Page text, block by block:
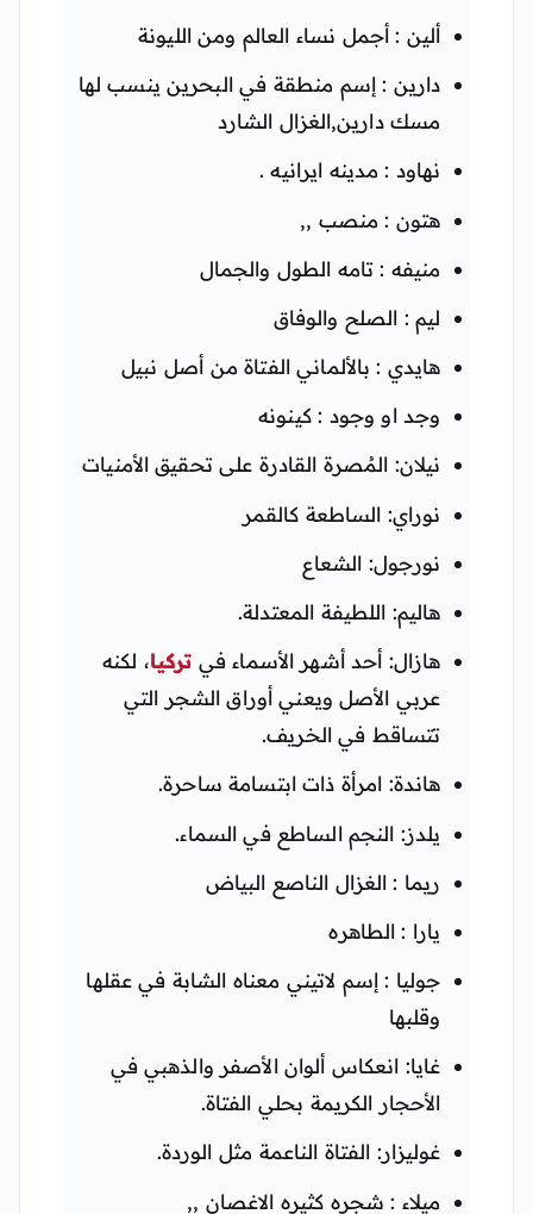
ألين : أجمل نساء العالم ومن الليونة
دارين : إسم منطقة في البحرين ينسب لها
مسك دارين,الغزال الشارد
نهاود : مدينه ايرانيه .
هتون : منصب ,,
منيفه : تامه الطول والجمال
ليم : الصلح والوفاق
هايدي : بالألماني الفتاة من أصل نبيل
وجد او وجود : كينونه
نيلان: المُصرة القادرة على تحقيق الأمنيات
نوراي: الساطعة كالقمر
نورجول: الشعاع
هاليم: اللطيفة المعتدلة.
هازال: أحد أشهر الأسماء في تركيا، لكنه
عربي الأصل ويعني أوراق الشجر التي
تتساقط في الخريف.
هاندة: امرأة ذات ابتسامة ساحرة.
يلدز: النجم الساطع في السماء.
ريما : الغزال الناصع البياض
يارا : الطاهره
جوليا : إسم لاتيني معناه الشابة في عقلها
وقلبها
غايا: انعكاس ألوان الأصفر والذهبي في
الأحجار الكريمة بحلي الفتاة.
غوليزار: الفتاة الناعمة مثل الوردة.
ميلاء : شجره كثيره الاغصان ,,